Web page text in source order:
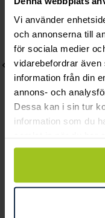
Vi använder
och annonserna till
för sociala medier
vidarebefordrar även
information från din
annons- och
Dessa kan i sin tur
information som du
Caroline Svedbom
Linen Ignite